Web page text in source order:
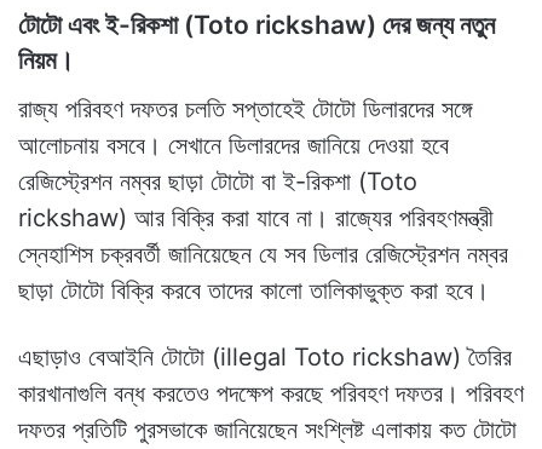
টোটো এবং ই-রিকশা (Toto rickshaw) দের জন্য নতুন
নিয়ম।
রাজ্য পরিবহণ দফতর চলতি সপ্তাহেই টোটো ডিলারদের সঙ্গে
আলোচনায় বসবে। সেখানে ডিলারদের জানিয়ে দেওয়া হবে
রেজিস্ট্রেশন নম্বর ছাড়া টোটো বা ই-রিকশা (Toto
rickshaw) আর বিক্রি করা যাবে না। রাজ্যের পরিবহণমন্ত্রী
স্নেহাশিস চক্রবর্তী জানিয়েছেন যে সব ডিলার রেজিস্ট্রেশন নম্বর
ছাড়া টোটো বিক্রি করবে তাদের কালো তালিকাভুক্ত করা হবে।
এছাড়াও বেআইনি টোটো (illegal Toto rickshaw) তৈরির
কারখানাগুলি বন্ধ করতেও পদক্ষেপ করছে পরিবহণ দফতর। পরিবহণ
দফতর প্রতিটি পুরসভাকে জানিয়েছেন সংশ্লিষ্ট এলাকায় কত টোটো